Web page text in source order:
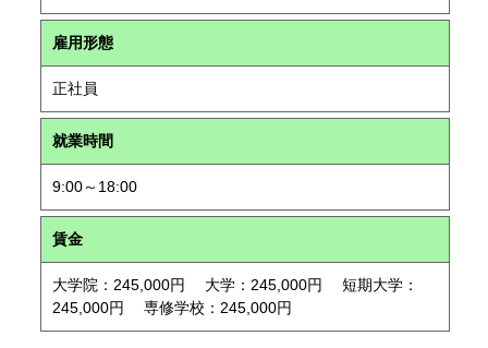
雇用形態
正社員
就業時間
9:00～18:00
賃金
大学院：245,000円 大学：245,000円 短期大学：
245,000円 専修学校：245,000円